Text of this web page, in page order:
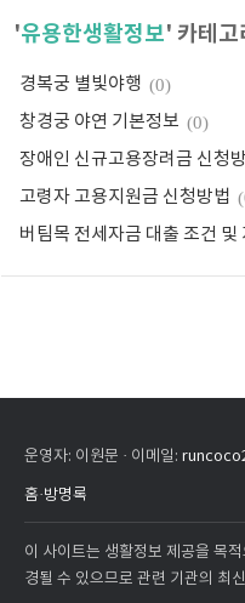
'유용한생활정보' 카테고
경복궁 별빛야행 (0)
창경궁 야연 기본정보 (0)
장애인 신규고용장려금 신청
고령자 고용지원금 신청방법
운영자: 이원문 · 이메일:
홈·방명록
이 사이트는 생활정보 제공을 목
경될 수 있으므로 관련 기관의 최